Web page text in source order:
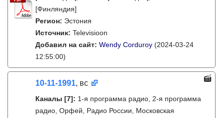
[Финляндия]
Регион: Эстония
Источник: Televisioon
Добавил на сайт: Wendy Corduroy (2024-03-24
12:55:00)
10-11-1991, вс
Каналы [7]: 1-я программа радио, 2-я программа
радио, Орфей, Радио России, Московская